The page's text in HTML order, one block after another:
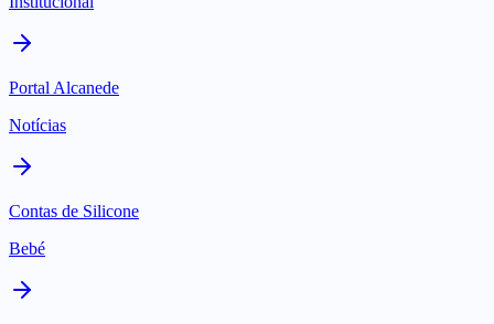
Portal Alcanede
Notícias
Contas de Silicone
Bebé